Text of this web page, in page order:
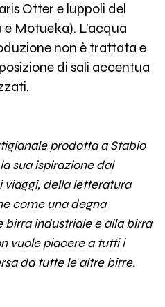
Otter e luppoli del
Motueka). L'acqua
non è trattata e
di sali accentua
prodotta a Stabio
sua ispirazione dal
viaggi, della letteratura
come una degna
industriale e alla birra
vuole piacere a tutti i
da tutte le altre birre.